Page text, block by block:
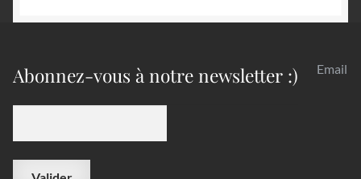
Abonnez-vous à notre newsletter :) Email